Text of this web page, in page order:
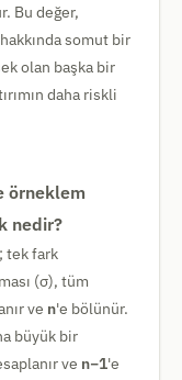
Bu değer,
somut bir
olan başka bir
daha riskli
örneklem
nedir?
tek fark
(σ), tüm
ve n'e bölünür.
büyük bir
ve n−1'e